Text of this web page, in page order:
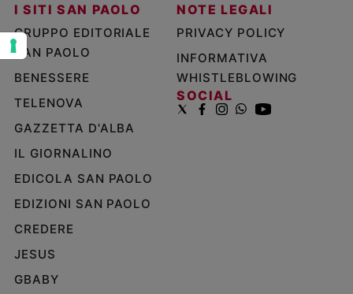
Video
Podcast
Privacy
Policy
Chi
Contatti
I SITI SAN PAOLO
GRUPPO EDITORIALE
SAN PAOLO
BENESSERE
TELENOVA
GAZZETTA D'ALBA
IL GIORNALINO
EDICOLA SAN PAOLO
EDIZIONI SAN PAOLO
CREDERE
JESUS
GBABY
NOTE LEGALI
PRIVACY POLICY
INFORMATIVA
WHISTLEBLOWING
SOCIAL